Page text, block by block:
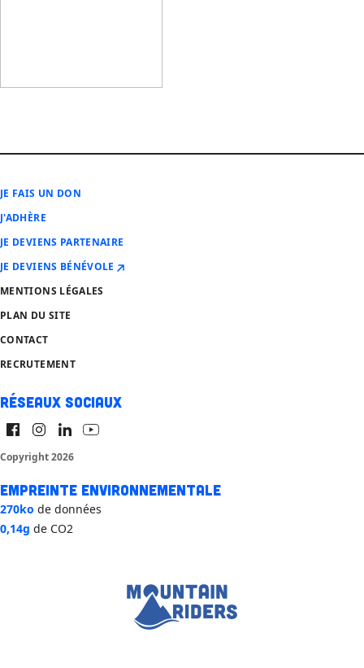
JE FAIS UN DON
J'ADHÈRE
JE DEVIENS PARTENAIRE
JE DEVIENS BÉNÉVOLE
MENTIONS LÉGALES
PLAN DU SITE
CONTACT
RECRUTEMENT
Réseaux sociaux
Copyright 2026
Empreinte environnementale
270ko de données
0,14g de CO2